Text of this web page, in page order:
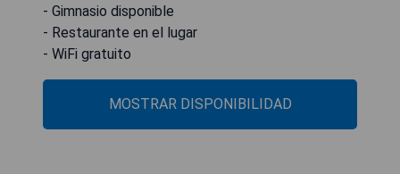
- Gimnasio disponible
- Restaurante en el lugar
- WiFi gratuito
MOSTRAR DISPONIBILIDAD